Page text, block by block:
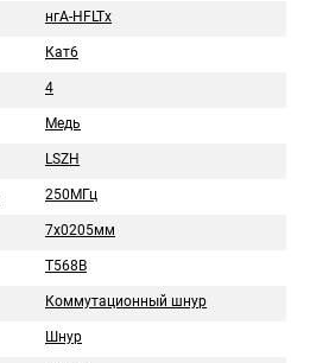
нгА-HFLTx
Кат6
4
Медь
LSZH
250МГц
7х0205мм
T568B
Коммутационный шнур
Шнур